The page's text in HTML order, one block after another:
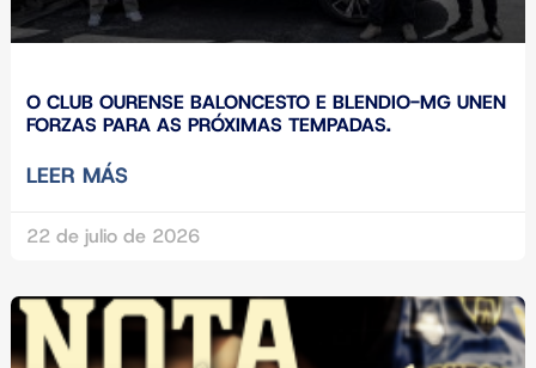
O CLUB OURENSE BALONCESTO E BLENDIO-MG UNEN
FORZAS PARA AS PRÓXIMAS TEMPADAS.
LEER MÁS
22 de julio de 2026